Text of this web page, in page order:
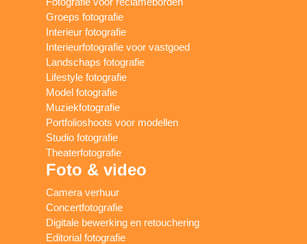
Groeps fotografie
Interieur fotografie
Interieurfotografie voor vastgoed
Landschaps fotografie
Lifestyle fotografie
Model fotografie
Muziekfotografie
Portfolioshoots voor modellen
Studio fotografie
Theaterfotografie
Foto & video
Camera verhuur
Concertfotografie
Digitale bewerking en retouchering
Editorial fotografie